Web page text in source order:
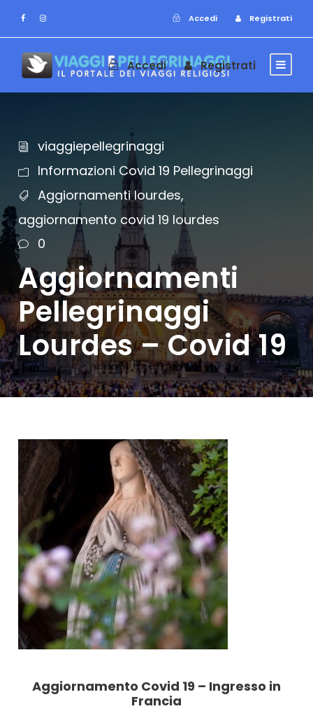
Accedi Registrati
Accedi Registrati
viaggiepellegrinaggi
Informazioni Covid 19 Pellegrinaggi
Aggiornamenti lourdes,
aggiornamento covid 19 lourdes
0
Aggiornamenti
Pellegrinaggi
Lourdes – Covid 19
Aggiornamento Covid 19 – Ingresso in
Francia